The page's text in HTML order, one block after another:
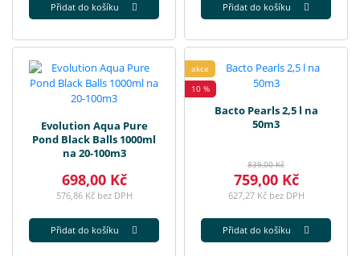
Přidat do košíku Přidat do košíku
Evolution Aqua Pure
Pond Black Balls 1000ml
na 20-100m3
698,00 Kč
576,86 Kč bez DPH
Přidat do košíku
akce
10 %
Bacto Pearls 2,5 l na
50m3
839,00 Kč
759,00 Kč
627,27 Kč bez DPH
Přidat do košíku